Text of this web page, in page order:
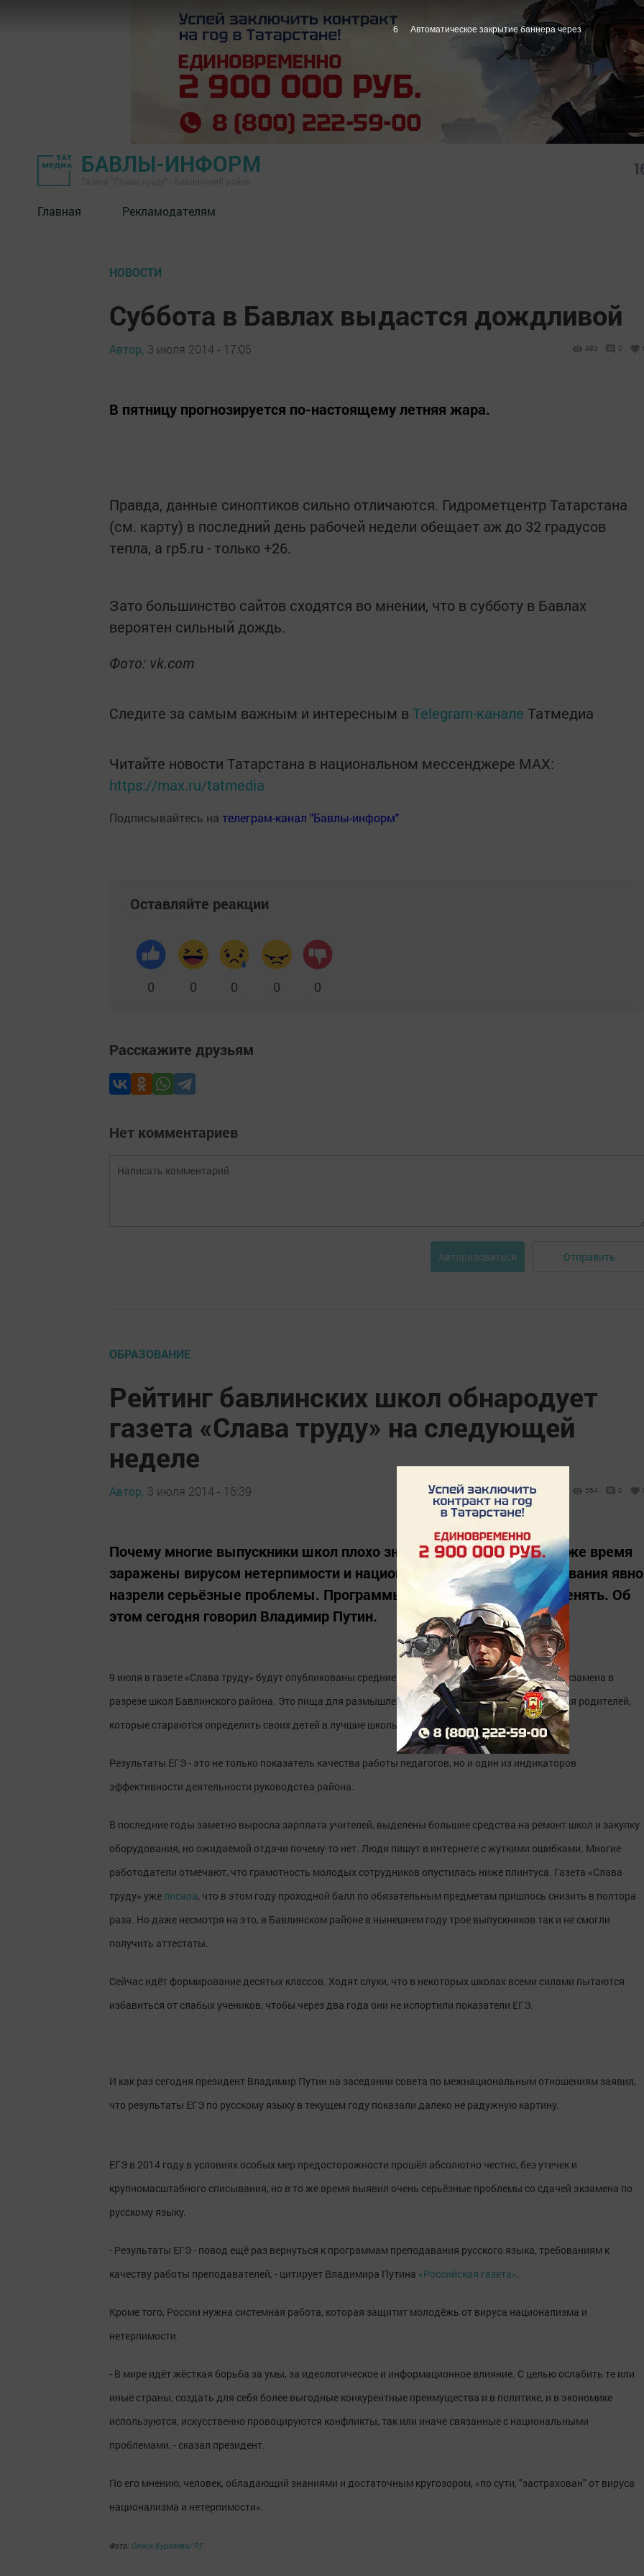
БАВЛЫ-ИНФОРМ
Главная Рекламодателям
НОВОСТИ
Суббота в Бавлах выдастся дождливой
Автор, 3 июля 2014 - 17:05 483 0
В пятницу прогнозируется по-настоящему летняя жара.
Правда, данные синоптиков сильно отличаются. Гидрометцентр Татарстана
(см. карту) в последний день рабочей недели обещает аж до 32 градусов
тепла, а rp5.ru - только +26.
Зато большинство сайтов сходятся во мнении, что в субботу в Бавлах
вероятен сильный дождь.
Фото: vk.com
Следите за самым важным и интересным в Telegram-канале Татмедиа
Читайте новости Татарстана в национальном мессенджере MАХ:
https://max.ru/tatmedia
Подписывайтесь на телеграм-канал "Бавлы-информ"
Оставляйте реакции
0 0 0 0 0
Расскажите друзьям
Нет комментариев
Авторизоваться Отправить
ОБРАЗОВАНИЕ
Рейтинг бавлинских школ обнародует
газета «Слава труду» на следующей
неделе
Автор, 3 июля 2014 - 16:39 554 0
Почему многие выпускники школ плохо знают русский язык и в то же время
заражены вирусом нетерпимости и национализма? В сфере образования явно
назрели серьёзные проблемы. Программы преподавания нужно менять. Об
этом сегодня говорил Владимир Путин.
9 июля в газете «Слава труду» будут опубликованы средние баллы единого государственного экзамена в
разрезе школ Бавлинского района. Это пища для размышления не только для педагогов, но и для родителей,
которые стараются определить своих детей в лучшие школы.
Результаты ЕГЭ - это не только показатель качества работы педагогов, но и один из индикаторов
эффективности деятельности руководства района.
В последние годы заметно выросла зарплата учителей, выделены большие средства на ремонт школ и закупку
оборудования, но ожидаемой отдачи почему-то нет. Люди пишут в интернете с жуткими ошибками. Многие
работодатели отмечают, что грамотность молодых сотрудников опустилась ниже плинтуса. Газета «Слава
труду» уже писала, что в этом году проходной балл по обязательным предметам пришлось снизить в полтора
раза. Но даже несмотря на это, в Бавлинском районе в нынешнем году трое выпускников так и не смогли
получить аттестаты.
Сейчас идёт формирование десятых классов. Ходят слухи, что в некоторых школах всеми силами пытаются
избавиться от слабых учеников, чтобы через два года они не испортили показатели ЕГЭ.
И как раз сегодня президент Владимир Путин на заседании совета по межнациональным отношениям заявил,
что результаты ЕГЭ по русскому языку в текущем году показали далеко не радужную картину.
ЕГЭ в 2014 году в условиях особых мер предосторожности прошёл абсолютно честно, без утечек и
крупномасштабного списывания, но в то же время выявил очень серьёзные проблемы со сдачей экзамена по
русскому языку.
- Результаты ЕГЭ - повод ещё раз вернуться к программам преподавания русского языка, требованиям к
качеству работы преподавателей, - цитирует Владимира Путина «Российская газета».
Кроме того, России нужна системная работа, которая защитит молодёжь от вируса национализма и
нетерпимости.
- В мире идёт жёсткая борьба за умы, за идеологическое и информационное влияние. С целью ослабить те или
иные страны, создать для себя более выгодные конкурентные преимущества и в политике, и в экономике
используются, искусственно провоцируются конфликты, так или иначе связанные с национальными
проблемами, - сказал президент.
По его мнению, человек, обладающий знаниями и достаточным кругозором, «по сути, "застрахован" от вируса
национализма и нетерпимости».
Фото: Олеся Курпяева/ РГ
5 Автоматическое закрытие баннера через